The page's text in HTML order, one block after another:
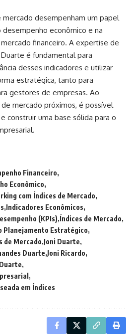
mercado desempenham um papel
econômico e na
financeiro. A expertise de
Duarte é fundamental para
desses indicadores e utilizar
estratégica, tanto para
gestores de empresas. Ao
mercado próximos, é possível
construir uma base sólida para o
Financeiro
Econômico
com Índices de Mercado
Indicadores Econômicos
(KPIs) Índices de Mercado
Planejamento Estratégico
de Mercado Joni Duarte
Duarte Joni Ricardo
em Índices